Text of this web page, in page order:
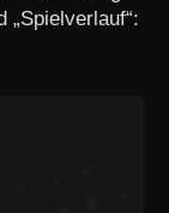
„Spielverlauf“: